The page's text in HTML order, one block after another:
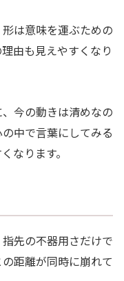
は意味を運ぶための
由も見えやすくなり
今の動きは清めなの
中で言葉にしてみる
なります。
先の不器用さだけで
距離が同時に崩れて